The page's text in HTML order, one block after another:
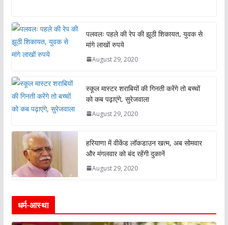
at
s
A
p
e
b
k
er e
dI
n
l e
पलवलः पहले की रेप की झूठी शिकायत, युवक से
मांगे लाखों रुपये
August 29, 2020
स्कूल मास्टर शराबियों की गिनती करेंगे तो बच्चों
को कब पढ़ाएंगे, सुरेजवाला
August 29, 2020
हरियाणा में वीकेंड लॉकडाउन खत्म, अब सोमवार
और मंगलवार को बंद रहेंगी दुकानें
August 29, 2020
धर्म-आस्था